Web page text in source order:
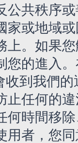
公共秩序
家或地域
上。如果
您的進入
收到我們
止任何的
何時間移
用者，您